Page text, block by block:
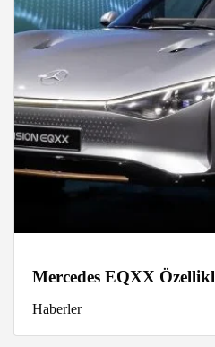
Mercedes EQXX
Haberler